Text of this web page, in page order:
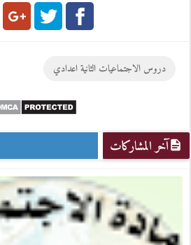
دروس الاجتماعيات الثانية اعدادي
آخر المشاركات